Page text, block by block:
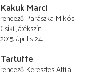
Kakuk Marci
rendező Parászka Miklós
Csíki Játékszín
2015. április 24.
Tartuffe
rendező Keresztes Attila